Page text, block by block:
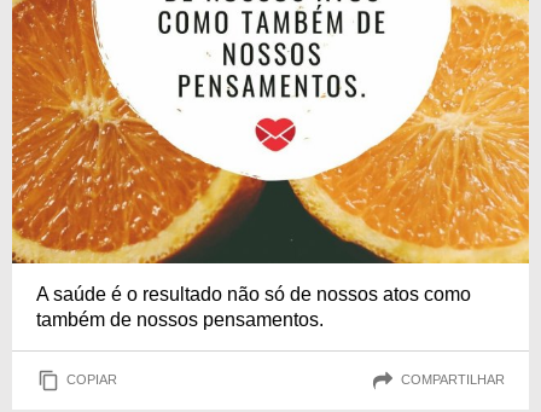
A saúde é o resultado não só de nossos atos como
também de nossos pensamentos.
COPIAR COMPARTILHAR